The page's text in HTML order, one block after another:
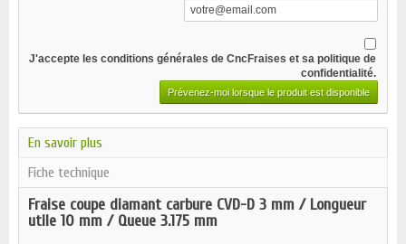
J'accepte les conditions générales de CncFraises et sa politique de
confidentialité.
Prévenez-moi lorsque le produit est disponible
En savoir plus
Fiche technique
Fraise coupe diamant carbure CVD-D 3 mm / Longueur
utile 10 mm / Queue 3.175 mm